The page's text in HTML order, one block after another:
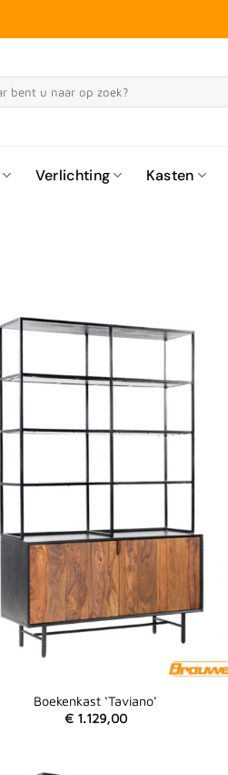
Verlichting Kasten
Boekenkast ‘Taviano’
€1.129,00